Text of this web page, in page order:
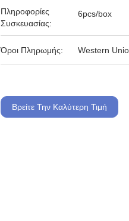
Πληροφορίες
Συσκευασίας:
6pcs/box
Όροι Πληρωμής: Western
Βρείτε Την Καλύτερη Τιμή